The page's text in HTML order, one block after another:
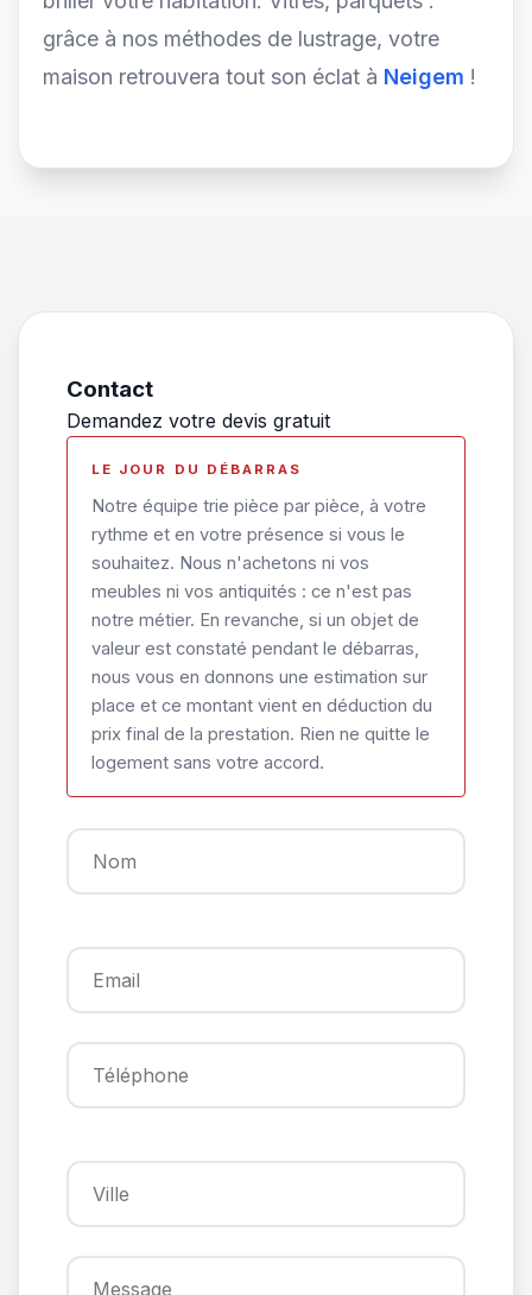
grâce à nos méthodes de lustrage, votre
maison retrouvera tout son éclat à Neigem !
Contact
Demandez votre devis gratuit
LE JOUR DU DÉBARRAS
Notre équipe trie pièce par pièce, à votre
rythme et en votre présence si vous le
souhaitez. Nous n'achetons ni vos
meubles ni vos antiquités : ce n'est pas
notre métier. En revanche, si un objet de
valeur est constaté pendant le débarras,
nous vous en donnons une estimation sur
place et ce montant vient en déduction du
prix final de la prestation. Rien ne quitte le
logement sans votre accord.